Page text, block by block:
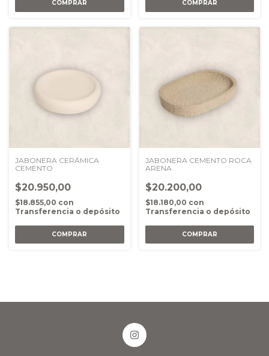
JABONERA CERÁMICA
CEMENTO
$20.950,00
$18.855,00 con
Transferencia o depósito
JABONERA CEMENTO ROCA
ARENA
$20.200,00
$18.180,00 con
Transferencia o depósito